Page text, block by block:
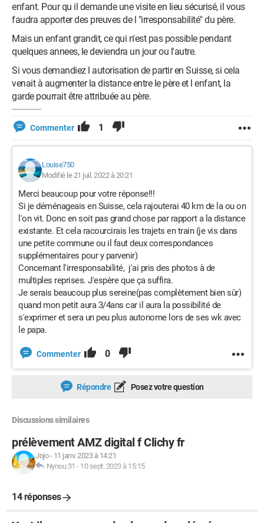
enfant. Pour qu il demande une visite en lieu sécurisé, il vous
faudra apporter des preuves de l "irresponsabilité" du père.
Mais un enfant grandit, ce qui n'est pas possible pendant
quelques annees, le deviendra un jour ou l'autre.
Si vous demandiez l autorisation de partir en Suisse, si cela
venait à augmenter la distance entre le père et l enfant, la
garde pourrait être attribuée au père.
Commenter 1
Louise750
Modifié le 21 juil. 2022 à 20:21
Merci beaucoup pour votre réponse!!!
Si je déménageais en Suisse, cela rajouterai 40 km de la ou on
l'on vit. Donc en soit pas grand chose par rapport a la distance
existante. Et cela racourcirais les trajets en train (je vis dans
une petite commune ou il faut deux correspondances
supplémentaires pour y parvenir)
Concernant l'irresponsabilité, j'ai pris des photos à de
multiples reprises. J'espère que ça suffira.
Je serais beaucoup plus sereine(pas complètement bien sûr)
quand mon petit aura 3/4ans car il aura la possibilité de
s'exprimer et sera un peu plus autonome lors de ses wk avec
le papa.
Commenter 0
Répondre Posez votre question
Discussions similaires
prélèvement AMZ digital f Clichy fr
Jojo- 11 janv. 2023 à 14:21
Nynou.31 - 10 sept. 2023 à 15:15
14 réponses